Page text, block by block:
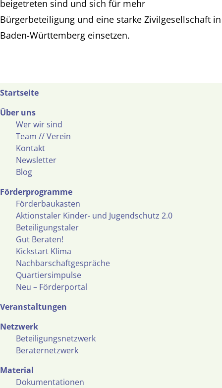
beigetreten sind und sich für mehr
Bürgerbeteiligung und eine starke Zivilgesellschaft in
Baden-Württemberg einsetzen.
Startseite
Über uns
Wer wir sind
Team // Verein
Kontakt
Newsletter
Blog
Förderprogramme
Förderbaukasten
Aktionstaler Kinder- und Jugendschutz 2.0
Beteiligungstaler
Gut Beraten!
Kickstart Klima
Nachbarschaftgespräche
Quartiersimpulse
Neu – Förderportal
Veranstaltungen
Netzwerk
Beteiligungsnetzwerk
Beraternetzwerk
Material
Dokumentationen